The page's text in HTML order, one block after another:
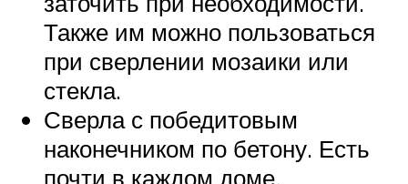
Также им можно пользоваться
при сверлении мозаики или
стекла.
Сверла с победитовым
наконечником по бетону. Есть
почти в каждом доме,